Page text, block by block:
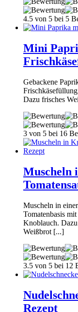
4.5 von 5 bei 5
Mini
Gebackene
Dazu frisches
3 von 5 bei 16
Muscheln
Muscheln in
Tomatenbasis
Knoblauch.
Weißbrot [...]
3.5 von 5 bei 12
Rezept